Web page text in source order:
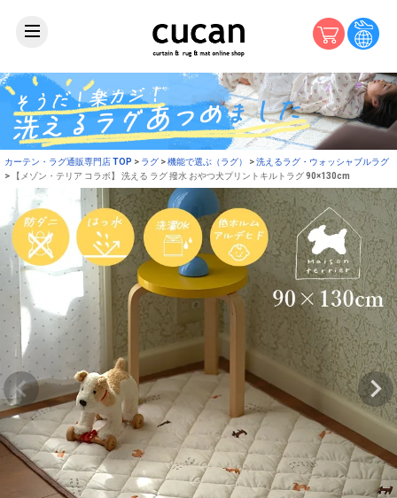
カーテン・ラグ通販専門店 TOP ラグ 機能で選ぶ（ラグ）
洗えるラグ・ウォッシャブルラグ
【メゾン・テリア コラボ】 洗える ラグ 撥水 おやつ犬プリントキルトラグ 90×130cm